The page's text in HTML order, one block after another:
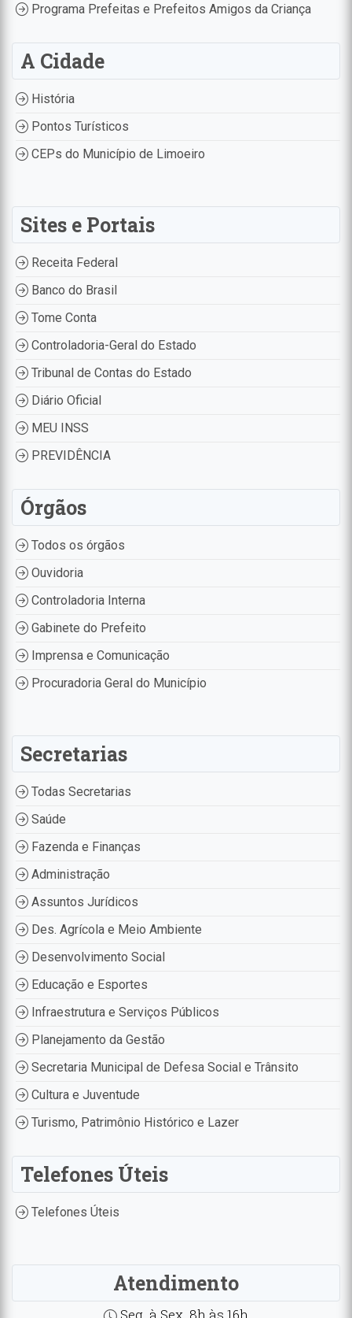
Programa Prefeitas e Prefeitos Amigos da Criança
A Cidade
História
Pontos Turísticos
CEPs do Município de Limoeiro
Sites e Portais
Receita Federal
Banco do Brasil
Tome Conta
Controladoria-Geral do Estado
Tribunal de Contas do Estado
Diário Oficial
MEU INSS
PREVIDÊNCIA
Órgãos
Todos os órgãos
Ouvidoria
Controladoria Interna
Gabinete do Prefeito
Imprensa e Comunicação
Procuradoria Geral do Município
Secretarias
Todas Secretarias
Saúde
Fazenda e Finanças
Administração
Assuntos Jurídicos
Des. Agrícola e Meio Ambiente
Desenvolvimento Social
Educação e Esportes
Infraestrutura e Serviços Públicos
Planejamento da Gestão
Secretaria Municipal de Defesa Social e Trânsito
Cultura e Juventude
Turismo, Patrimônio Histórico e Lazer
Telefones Úteis
Telefones Úteis
Atendimento